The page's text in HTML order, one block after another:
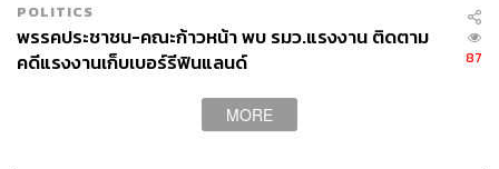
POLITICS
พรรคประชาชน-คณะก้าวหน้า พบ รมว.แรงงาน ติดตาม
คดีแรงงานเก็บเบอร์รีฟินแลนด์
87
MORE